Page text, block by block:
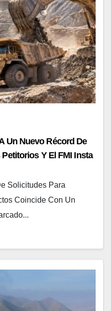
Un Nuevo Récord De
Y El FMI Insta
Solicitudes Para
Coincide Con Un